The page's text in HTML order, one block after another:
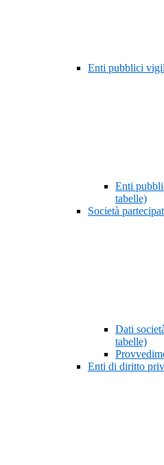
Enti pubblici
Enti
tabelle)
Società
Dati
tabelle)
Enti di diritto